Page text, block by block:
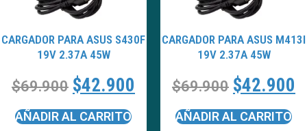
CARGADOR PARA ASUS S430F
19V 2.37A 45W
$69.900 $42.900
AÑADIR AL CARRITO
CARGADOR PARA ASUS M413I
19V 2.37A 45W
$69.900 $42.900
AÑADIR AL CARRITO